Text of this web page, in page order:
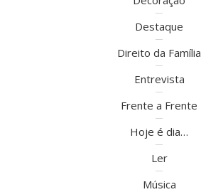
Destaque
Direito da Família
Entrevista
Frente a Frente
Hoje é dia…
Ler
Música